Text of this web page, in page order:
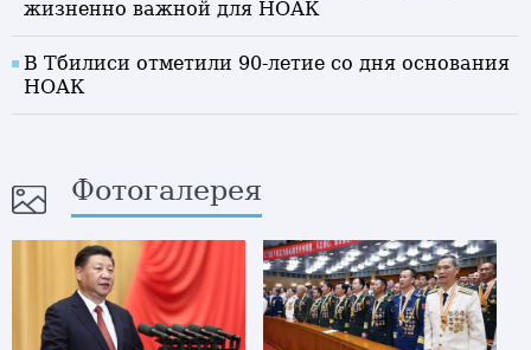
жизненно важной для НОАК
В Тбилиси отметили 90-летие со дня основания
НОАК
Фотогалерея